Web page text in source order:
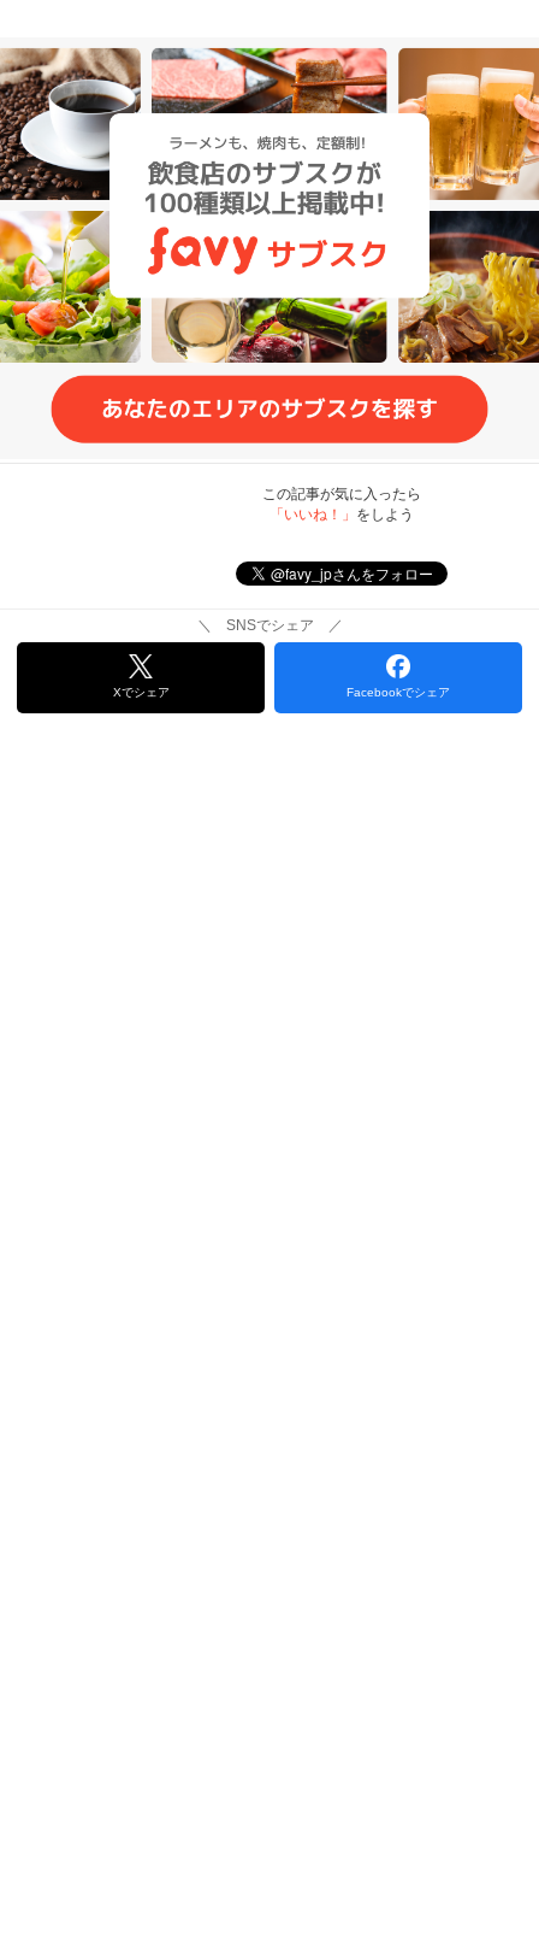
この記事が気に入ったら
「いいね！」 をしよう
＼ SNSでシェア ／
Xでシェア Facebookでシェア